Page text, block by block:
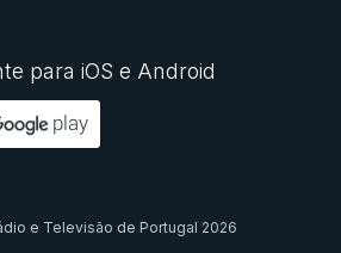
para iOS e Android
e Televisão de Portugal 2026